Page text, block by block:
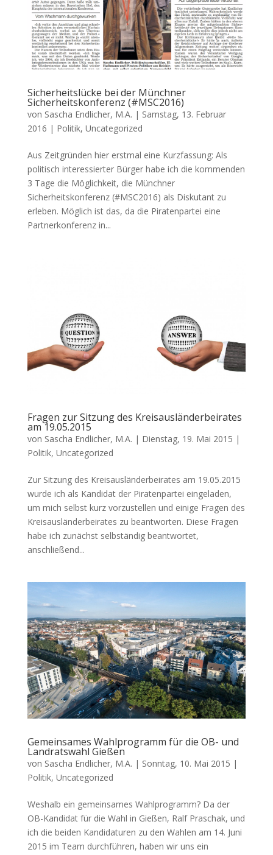
Sicherheitslücke bei der Münchner
Sicherheitskonferenz (#MSC2016)
von Sascha Endlicher, M.A. | Samstag, 13. Februar
2016 | Politik, Uncategorized
Aus Zeitgründen hier erstmal eine Kurzfassung: Als
politisch interessierter Bürger habe ich die kommenden
3 Tage die Möglichkeit, die Münchner
Sicherheitskonferenz (#MSC2016) als Diskutant zu
erleben. Möglich ist das, da die Piratenpartei eine
Partnerkonferenz in...
Fragen zur Sitzung des Kreisausländerbeirates
am 19.05.2015
von Sascha Endlicher, M.A. | Dienstag, 19. Mai 2015 |
Politik, Uncategorized
Zur Sitzung des Kreisausländerbeirates am 19.05.2015
wurde ich als Kandidat der Piratenpartei eingeladen,
um mich selbst kurz vorzustellen und einige Fragen des
Kreisausländerbeirates zu beantworten. Diese Fragen
habe ich zunächst selbständig beantwortet,
anschließend...
Gemeinsames Wahlprogramm für die OB- und
Landratswahl Gießen
von Sascha Endlicher, M.A. | Sonntag, 10. Mai 2015 |
Politik, Uncategorized
Weshalb ein gemeinsames Wahlprogramm? Da der
OB-Kandidat für die Wahl in Gießen, Ralf Praschak, und
ich die beiden Kandidaturen zu den Wahlen am 14. Juni
2015 im Team durchführen, haben wir uns ein